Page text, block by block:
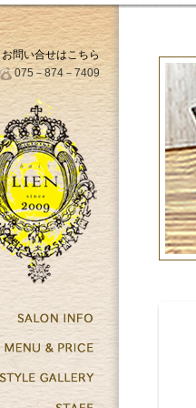
お問い合せはこちら
075－874－7409